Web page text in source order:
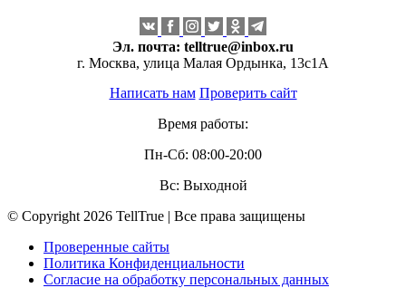
Эл. почта: telltrue@inbox.ru
г. Москва, улица Малая Ордынка, 13с1А
Написать нам Проверить сайт
Время работы:
Пн-Сб: 08:00-20:00
Вс: Выходной
© Copyright 2026 TellTrue | Все права защищены
Проверенные сайты
Политика Конфиденциальности
Согласие на обработку персональных данных